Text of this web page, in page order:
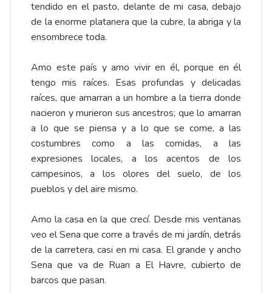
tendido en el pasto, delante de mi casa, debajo
de la enorme platanera que la cubre, la abriga y la
ensombrece toda.
Amo este país y amo vivir en él, porque en él
tengo mis raíces. Esas profundas y delicadas
raíces, que amarran a un hombre a la tierra donde
nacieron y murieron sus ancestros; que lo amarran
a lo que se piensa y a lo que se come, a las
costumbres como a las comidas, a las
expresiones locales, a los acentos de los
campesinos, a los olores del suelo, de los
pueblos y del aire mismo.
Amo la casa en la que crecí. Desde mis ventanas
veo el Sena que corre a través de mi jardín, detrás
de la carretera, casi en mi casa. El grande y ancho
Sena que va de Ruan a El Havre, cubierto de
barcos que pasan.